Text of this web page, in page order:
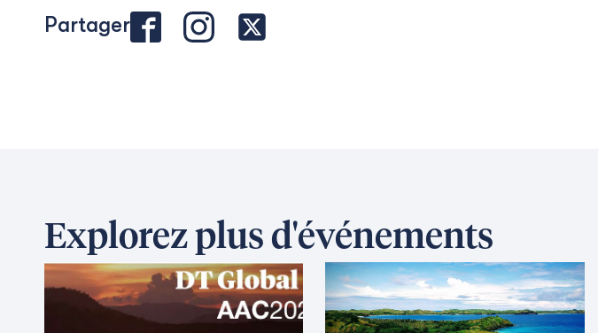
Partager
Explorez plus d'événements